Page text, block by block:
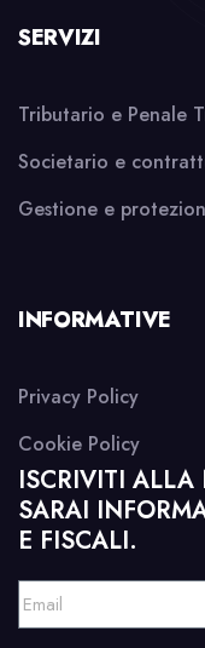
SERVIZI
Tributario e Penale
Societario e
Gestione e
INFORMATIVE
Privacy Policy
Cookie Policy
ISCRIVITI ALLA
SARAI
E FISCALI.